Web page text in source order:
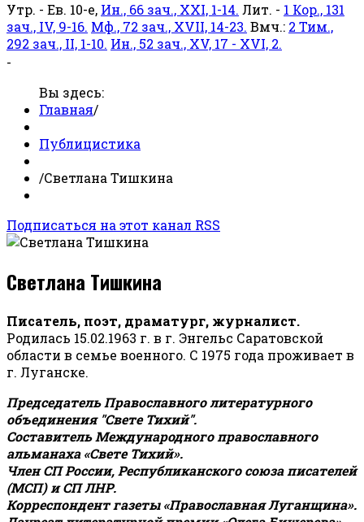
Утр. - Ев. 10-е, Ин., 66 зач., XXI, 1-14. Лит. - 1 Кор., 131
зач., IV, 9-16. Мф., 72 зач., XVII, 14-23. Вмч.: 2 Тим.,
292 зач., II, 1-10. Ин., 52 зач., XV, 17 - XVI, 2.
-
Вы здесь:
Главная/
Публицистика
/Светлана Тишкина
Подписаться на этот канал RSS
Светлана Тишкина
Писатель, поэт, драматург, журналист.
Родилась 15.02.1963 г. в г. Энгельс Саратовской
области в семье военного. С 1975 года проживает в
г. Луганске.
Председатель Православного литературного
объединения "Свете Тихий".
Составитель Международного православного
альманаха «Свете Тихий».
Член СП России, Республиканского союза писателей
(МСП) и СП ЛНР.
Корреспондент газеты «Православная Луганщина».